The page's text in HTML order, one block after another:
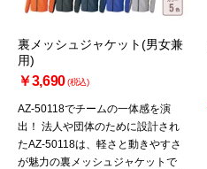
裏メッシュジャケット(男女兼
用)
￥3,690(税込)
AZ-50118でチームの一体感を演
出！ 法人や団体のために設計され
たAZ-50118は、軽さと動きやすさ
が魅力の裏メッシュジャケットで